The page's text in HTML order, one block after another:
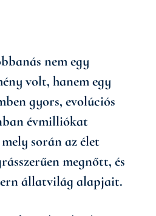
nem egy
volt, hanem egy
gyors, evolúciós
évmilliókat
során az élet
megnőtt, és
állatvilág alapjait.